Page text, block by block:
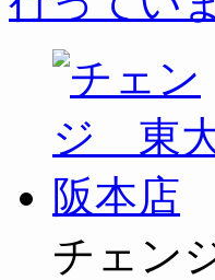
チェン